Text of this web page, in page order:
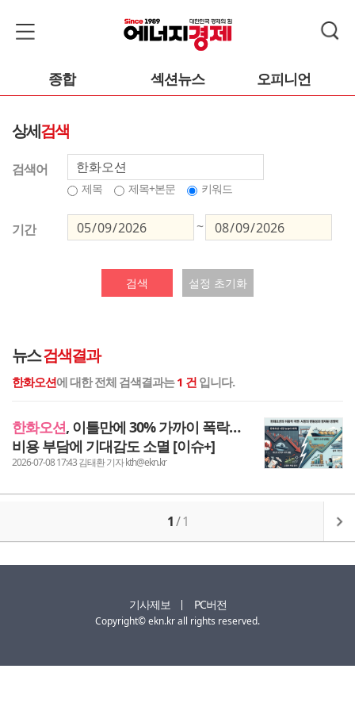
종합 섹션뉴스 오피니언
상세검색
검색어
제목 제목+본문 키워드
기간 ~
검색 설정 초기화
뉴스검색결과
한화오션에 대한 전체 검색결과는1 건 입니다.
한화오션, 이틀만에 30% 가까이 폭락…
비용 부담에 기대감도 소멸 [이슈+]
2026-07-08 17:43 김태환 기자 kth@ekn.kr
1/1
기사제보 PC버전
Copyright© ekn.kr all rights reserved.